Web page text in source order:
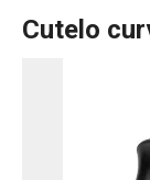
Cutelo